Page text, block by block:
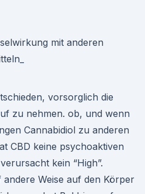
vorsorglich die
zu nehmen. ob, und wenn
Cannabidiol zu anderen
CBD keine psychoaktiven
kein “High”.
Weise auf den Körper